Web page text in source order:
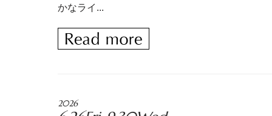
かなライ...
2026